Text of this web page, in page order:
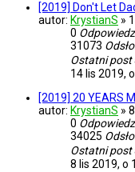
[2019] Don't Let
autor: KrystianS »
0
31073
Ostatni post
14 lis 2019,
[2019] 20 YEARS
autor: KrystianS »
0
34025
Ostatni post
8 lis 2019, o